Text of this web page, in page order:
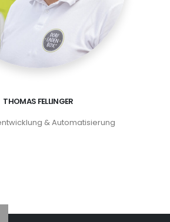
THOMAS FELLINGER
& Automatisierung